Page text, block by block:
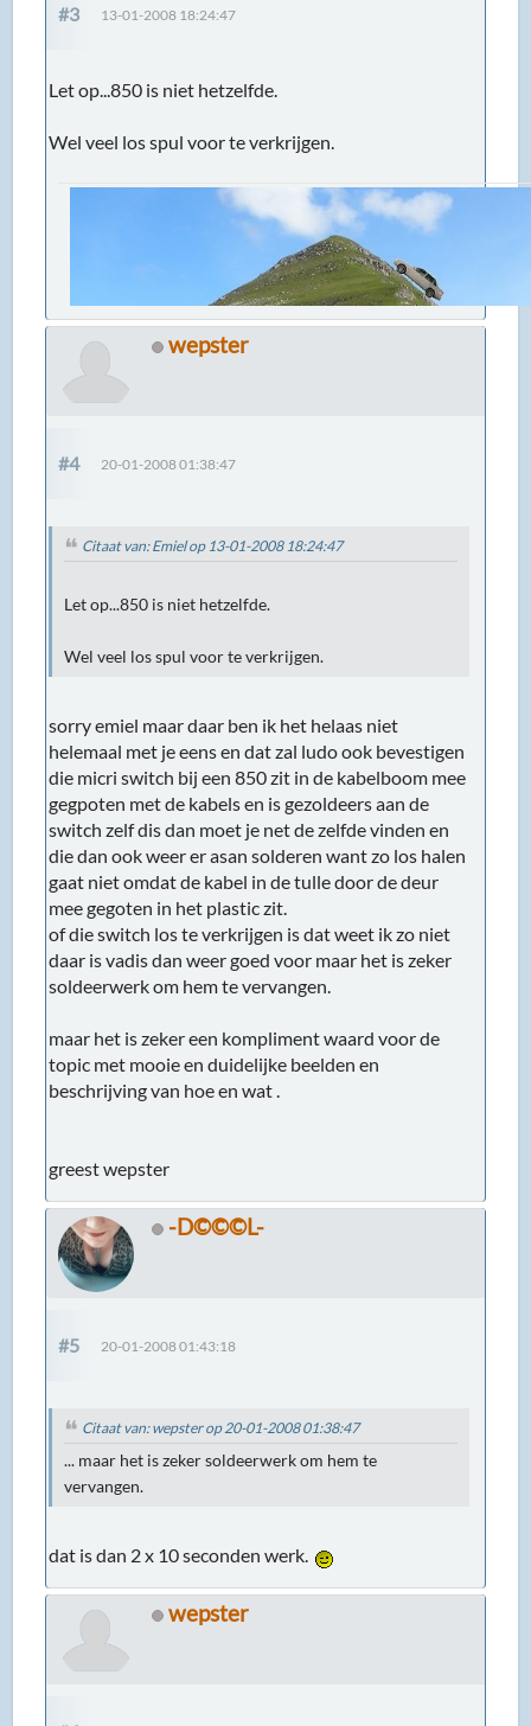
#3 13-01-2008 18:24:47
Let op...850 is niet hetzelfde.
Wel veel los spul voor te verkrijgen.
wepster
#4 20-01-2008 01:38:47
Citaat van: Emiel op 13-01-2008 18:24:47
Let op...850 is niet hetzelfde.
Wel veel los spul voor te verkrijgen.
sorry emiel maar daar ben ik het helaas niet
helemaal met je eens en dat zal ludo ook bevestigen
die micri switch bij een 850 zit in de kabelboom mee
gegpoten met de kabels en is gezoldeers aan de
switch zelf dis dan moet je net de zelfde vinden en
die dan ook weer er asan solderen want zo los halen
gaat niet omdat de kabel in de tulle door de deur
mee gegoten in het plastic zit.
of die switch los te verkrijgen is dat weet ik zo niet
daar is vadis dan weer goed voor maar het is zeker
soldeerwerk om hem te vervangen.
maar het is zeker een kompliment waard voor de
topic met mooie en duidelijke beelden en
beschrijving van hoe en wat .
greest wepster
-D©©©L-
#5 20-01-2008 01:43:18
Citaat van: wepster op 20-01-2008 01:38:47
... maar het is zeker soldeerwerk om hem te
vervangen.
dat is dan 2 x 10 seconden werk.
wepster